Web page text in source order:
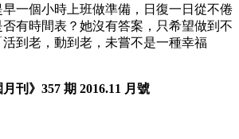
一個小時上班做準備，日復一日從不倦
有時間表？她沒有答案，只希望做到不
到老，動到老，未嘗不是一種幸福
刊》357 期 2016.11 月號